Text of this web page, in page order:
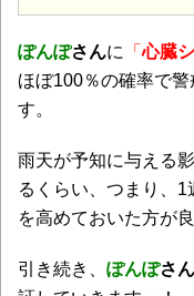
ぽんぽさんに 「心臓
ほぼ100％の確率で
す。
雨天が予知に与える
るくらい、つまり、
を高めておいた方が
引き続き、 ぽんぽさ